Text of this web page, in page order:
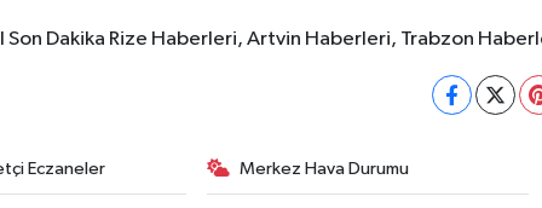
Son Dakika Rize Haberleri, Artvin Haberleri, Trabzon
Eczaneler Merkez Hava Durumu